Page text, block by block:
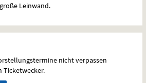
Leinwand.
nicht verpassen